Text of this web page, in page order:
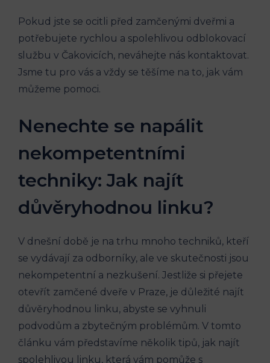
Pokud jste se ocitli před⁤ zamčenými ⁤dveřmi a
potřebujete rychlou a spolehlivou odblokovací
službu v Čakovicích, neváhejte nás kontaktovat.
Jsme tu pro vás a‌ vždy se těšíme na⁣ to, ‍jak vám
můžeme pomoci.
Nenechte ⁣se ‌napálit
nekompetentními⁣
techniky: ‍Jak najít ​
důvěryhodnou linku?
V dnešní době je na ⁣trhu mnoho techniků, kteří
se vydávají za ‍odborníky, ale ve skutečnosti jsou
nekompetentní a ‍nezkušení. Jestliže⁢ si přejete
otevřít⁣ zamčené dveře v​ Praze, je⁢ důležité najít
důvěryhodnou⁢ linku, ⁢abyste se vyhnuli
podvodům a zbytečným problémům. V tomto
článku vám představíme několik tipů, jak najít
spolehlivou ⁢linku, která vám‌ pomůže⁣ s